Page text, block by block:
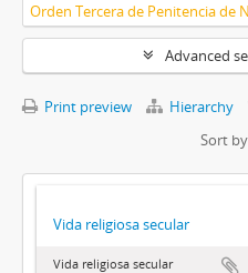
Advanced
Print preview Hierarchy
Sort
Vida religiosa secular
Vida religiosa secular